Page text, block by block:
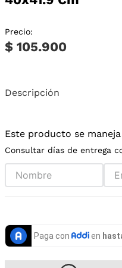
Precio:
$ 105.900
Descripción
Este producto se
Consultar días de entrega